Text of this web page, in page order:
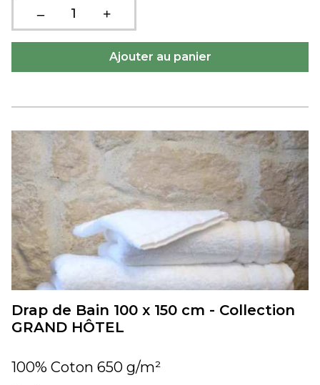
Drap de Bain 100 x 150 cm - Collection
GRAND HÔTEL
100% Coton 650 g/m²